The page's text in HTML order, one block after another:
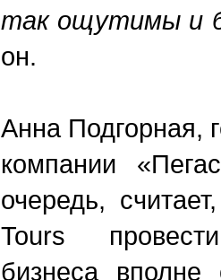
так ощутимы и
он.
Анна Подгорная,
компании
очередь,
Tours
бизнеса